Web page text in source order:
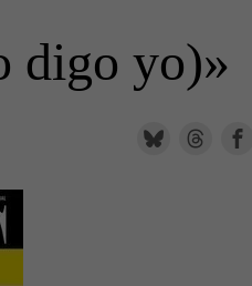
digo yo)»